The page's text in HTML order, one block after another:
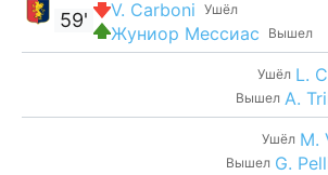
Ушёл
V. Carboni
Вышел
Жуниор Мессиас
59'
Ушёл L.
Вышел A.
Ушёл M.
Вышел G.